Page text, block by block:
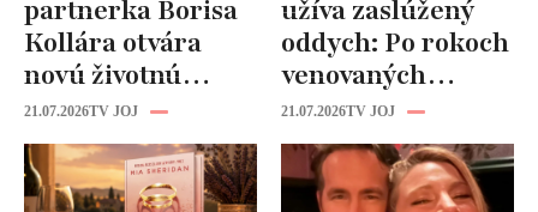
partnerka Borisa
Kollára otvára
novú životnú
kapitolu: Laura
Vizváryová ide
pomáhať ženám
21.07.2026TV JOJ
užíva zaslúžený
oddych: Po rokoch
venovaných
rodine prišiel čas
na seba
21.07.2026TV JOJ